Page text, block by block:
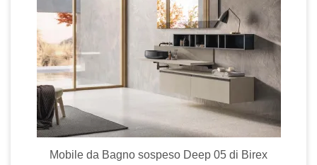
Mobile da Bagno sospeso Deep 05 di Birex